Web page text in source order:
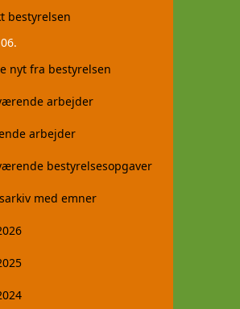
bestyrelsen
nyt fra bestyrelsen
arbejder
arbejder
bestyrelsesopgaver
med emner